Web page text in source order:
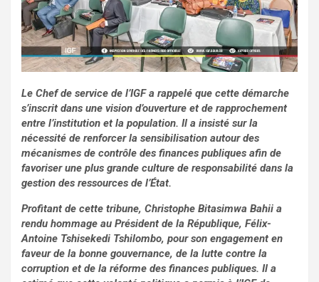
Le Chef de service de l’IGF a rappelé que cette démarche
s’inscrit dans une vision d’ouverture et de rapprochement
entre l’institution et la population. Il a insisté sur la
nécessité de renforcer la sensibilisation autour des
mécanismes de contrôle des finances publiques afin de
favoriser une plus grande culture de responsabilité dans la
gestion des ressources de l’État.
Profitant de cette tribune, Christophe Bitasimwa Bahii a
rendu hommage au Président de la République, Félix-
Antoine Tshisekedi Tshilombo, pour son engagement en
faveur de la bonne gouvernance, de la lutte contre la
corruption et de la réforme des finances publiques. Il a